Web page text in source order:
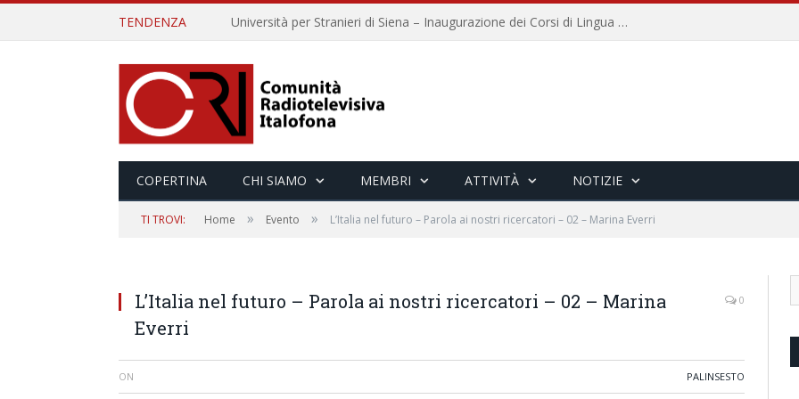
TENDENZA Università per Stranieri di Siena – Inaugurazione dei Corsi di Lingua e Cultura Italiana, 109a annata
COPERTINA CHI SIAMO MEMBRI ATTIVITÀ NOTIZIE
TI TROVI: Home » Evento » L’Italia nel futuro – Parola ai nostri ricercatori – 02 – Marina Everri
L’Italia nel futuro – Parola ai nostri ricercatori – 02 – Marina
Everri
0
ON PALINSESTO